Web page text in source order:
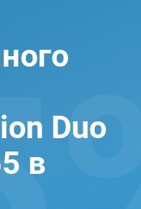
Duo
в